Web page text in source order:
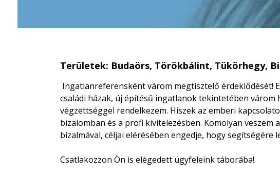
Területek: Budaörs, Törökbálint, Tükörhegy,
Ingatlanreferensként várom megtisztelő érdeklődését!
családi házak, új építésű ingatlanok tekintetében várom
végzettséggel rendelkezem. Hiszek az emberi
bizalomban és a profi kivitelezésben. Komolyan veszem
bizalmával, céljai elérésében engedje, hogy segítségére
Csatlakozzon Ön is elégedett ügyfeleink táborába!